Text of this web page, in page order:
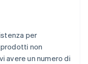
per
non
avere un numero di